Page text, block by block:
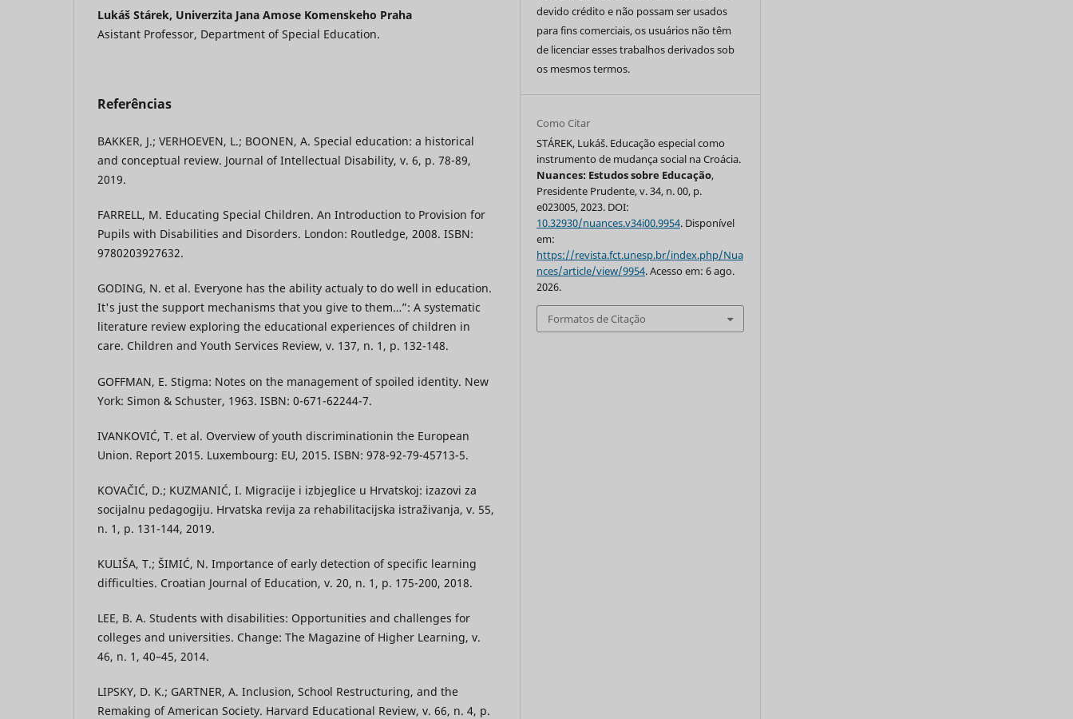
Lukáš Stárek, Univerzita Jana Amose Komenskeho Praha
Asistant Professor, Department of Special Education.
Referências
BAKKER, J.; VERHOEVEN, L.; BOONEN, A. Special education: a historical
and conceptual review. Journal of Intellectual Disability, v. 6, p. 78-89,
2019.
FARRELL, M. Educating Special Children. An Introduction to Provision for
Pupils with Disabilities and Disorders. London: Routledge, 2008. ISBN:
9780203927632.
GODING, N. et al. Everyone has the ability actualy to do well in education.
It's just the support mechanisms that you give to them…”: A systematic
literature review exploring the educational experiences of children in
care. Children and Youth Services Review, v. 137, n. 1, p. 132-148.
GOFFMAN, E. Stigma: Notes on the management of spoiled identity. New
York: Simon & Schuster, 1963. ISBN: 0-671-62244-7.
IVANKOVIĆ, T. et al. Overview of youth discriminationin the European
Union. Report 2015. Luxembourg: EU, 2015. ISBN: 978-92-79-45713-5.
KOVAČIĆ, D.; KUZMANIĆ, I. Migracije i izbjeglice u Hrvatskoj: izazovi za
socijalnu pedagogiju. Hrvatska revija za rehabilitacijska istraživanja, v. 55,
n. 1, p. 131-144, 2019.
KULIŠA, T.; ŠIMIĆ, N. Importance of early detection of specific learning
difficulties. Croatian Journal of Education, v. 20, n. 1, p. 175-200, 2018.
LEE, B. A. Students with disabilities: Opportunities and challenges for
colleges and universities. Change: The Magazine of Higher Learning, v.
46, n. 1, 40–45, 2014.
LIPSKY, D. K.; GARTNER, A. Inclusion, School Restructuring, and the
Remaking of American Society. Harvard Educational Review, v. 66, n. 4, p.
devido crédito e não possam ser usados
para fins comerciais, os usuários não têm
de licenciar esses trabalhos derivados sob
os mesmos termos.
Como Citar
STÁREK, Lukáš. Educação especial como
instrumento de mudança social na Croácia.
Nuances: Estudos sobre Educação,
Presidente Prudente, v. 34, n. 00, p.
e023005, 2023. DOI:
10.32930/nuances.v34i00.9954. Disponível
em:
https://revista.fct.unesp.br/index.php/Nua
nces/article/view/9954. Acesso em: 6 ago.
2026.
Formatos de Citação